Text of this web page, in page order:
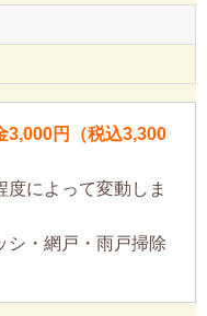
円（税込3,300
によって変動しま
・網戸・雨戸掃除